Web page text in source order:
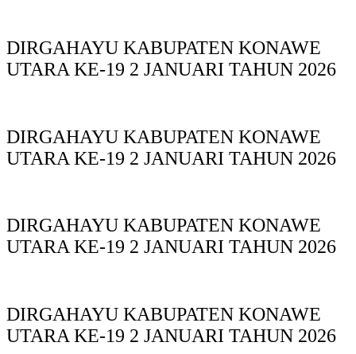
DIRGAHAYU KABUPATEN KONAWE
UTARA KE-19 2 JANUARI TAHUN 2026
DIRGAHAYU KABUPATEN KONAWE
UTARA KE-19 2 JANUARI TAHUN 2026
DIRGAHAYU KABUPATEN KONAWE
UTARA KE-19 2 JANUARI TAHUN 2026
DIRGAHAYU KABUPATEN KONAWE
UTARA KE-19 2 JANUARI TAHUN 2026